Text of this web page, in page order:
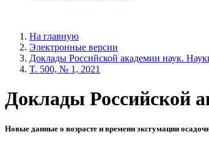
На главную
Электронные версии
Доклады Российской академии наук.
T. 500, № 1, 2021
Доклады Российской
Новые данные о возрасте и времени эксгумации